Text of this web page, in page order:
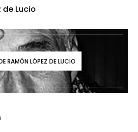
de Lucio
RAMÓN LÓPEZ DE LUCIO